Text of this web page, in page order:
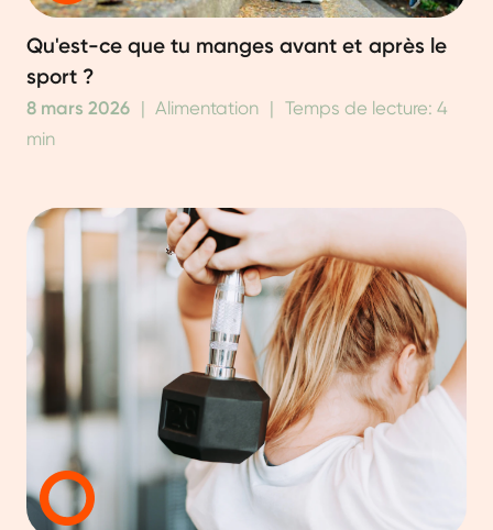
Qu'est-ce que tu manges avant et après le
sport ?
8 mars 2026 Alimentation
Temps de lecture: 4
min